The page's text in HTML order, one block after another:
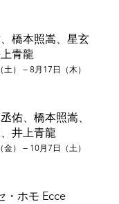
橋本照嵩、星玄
青龍
） — 8月17日（木）
佑、橋本照嵩、
井上青龍
） — 10月7日（土）
・ホモ Ecce